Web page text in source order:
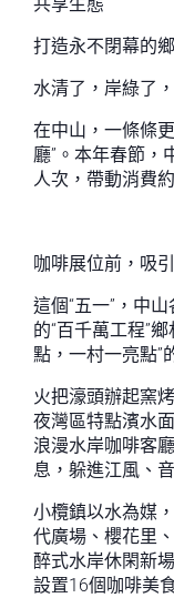
打造永不閉幕的
水清了，岸綠了
在中山，一條條
廳”。本年春節，
人次，帶動消費
咖啡展位前，吸
這個“五一”，中
的“百千萬工程”
點，一村一亮點”
火把濠頭辦起窯
夜灣區特點濱水
浪漫水岸咖啡客
息，躲進江風、
小欖鎮以水為媒
代廣場、櫻花里
醉式水岸休閑新
設置16個咖啡美